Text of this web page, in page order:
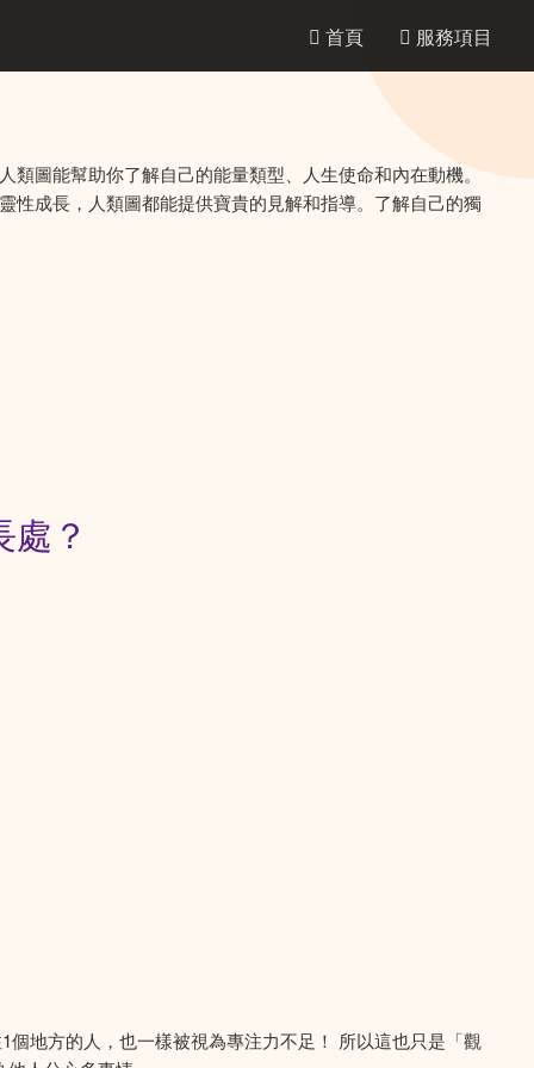
首頁 服務項目
圖能幫助你了解自己的能量類型、人生使命和內在動機。
性成長，人類圖都能提供寶貴的見解和指導。了解自己的獨
？
地方的人，也一樣被視為專注力不足！ 所以這也只是「觀